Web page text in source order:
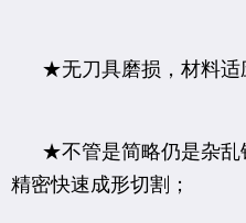
★无刀具磨损，材料适
★不管是简略仍是杂乱
精密快速成形切割；